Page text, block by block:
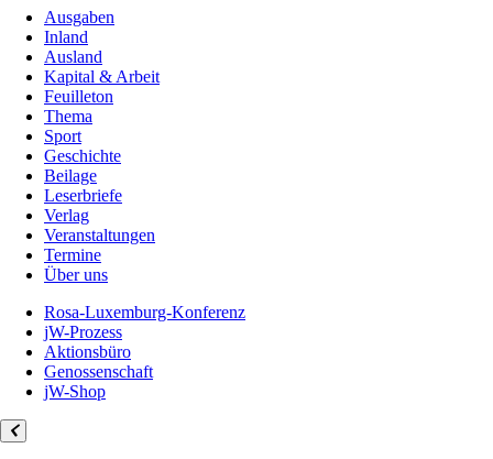
Ausgaben
Inland
Ausland
Kapital & Arbeit
Feuilleton
Thema
Sport
Geschichte
Beilage
Leserbriefe
Verlag
Veranstaltungen
Termine
Über uns
Rosa-Luxemburg-Konferenz
jW-Prozess
Aktionsbüro
Genossenschaft
jW-Shop